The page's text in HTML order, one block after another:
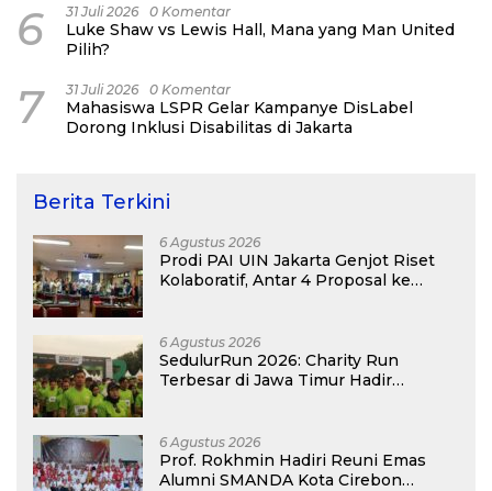
6 31 Juli 2026 0 Komentar
Luke Shaw vs Lewis Hall, Mana yang Man United
Pilih?
7 31 Juli 2026 0 Komentar
Mahasiswa LSPR Gelar Kampanye DisLabel
Dorong Inklusi Disabilitas di Jakarta
Berita Terkini
6 Agustus 2026
Prodi PAI UIN Jakarta Genjot Riset
Kolaboratif, Antar 4 Proposal ke
6 Agustus 2026
SedulurRun 2026: Charity Run
Terbesar di Jawa Timur Hadir
Guru Honorer
6 Agustus 2026
Prof. Rokhmin Hadiri Reuni Emas
Alumni SMANDA Kota Cirebon